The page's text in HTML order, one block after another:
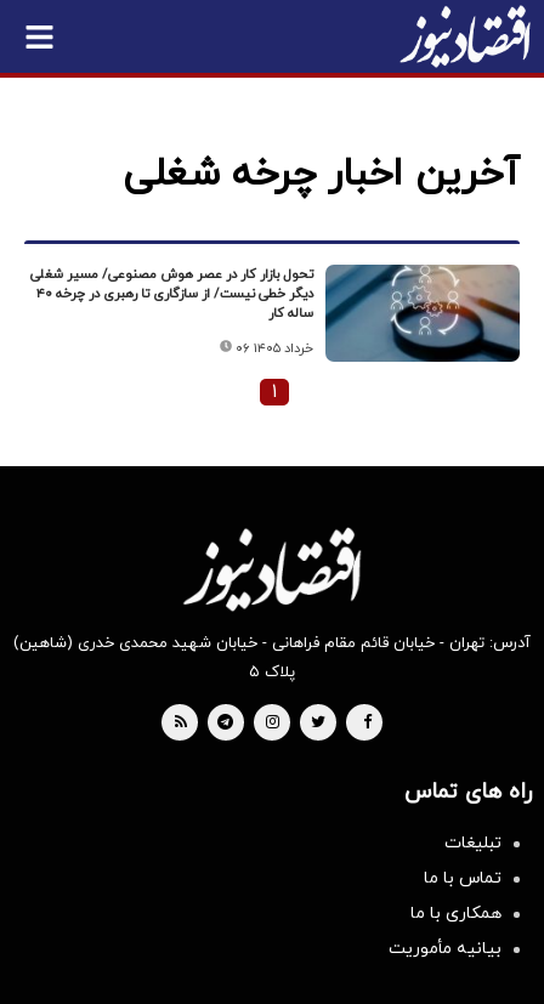
آخرین اخبار چرخه شغلی
تحول بازار کار در عصر هوش مصنوعی/ مسیر شغلی
دیگر خطی نیست/ از سازگاری تا رهبری در چرخه ۴۰
ساله کار
۰۶ خرداد ۱۴۰۵
۱
آدرس: تهران - خیابان قائم مقام فراهانی - خیابان شهید محمدی خدری (شاهین)
پلاک ۵
راه های تماس
تبلیغات
تماس با ما
همکاری با ما
بیانیه مأموریت